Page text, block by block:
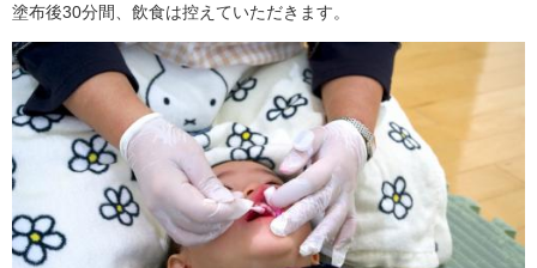
塗布後30分間、飲食は控えていただきます。